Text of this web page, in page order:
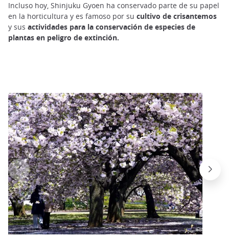
Incluso hoy, Shinjuku Gyoen ha conservado parte de su papel
en la horticultura y es famoso por su cultivo de crisantemos
y sus actividades para la conservación de especies de
plantas en peligro de extinción.